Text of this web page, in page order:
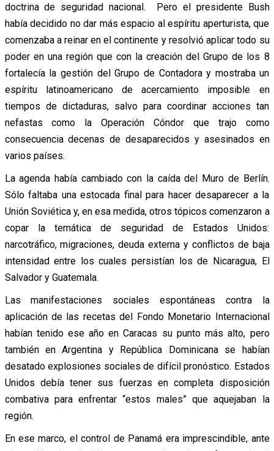
doctrina de seguridad nacional. Pero el presidente Bush
había decidido no dar más espacio al espíritu aperturista, que
comenzaba a reinar en el continente y resolvió aplicar todo su
poder en una región que con la creación del Grupo de los 8
fortalecía la gestión del Grupo de Contadora y mostraba un
espíritu latinoamericano de acercamiento imposible en
tiempos de dictaduras, salvo para coordinar acciones tan
nefastas como la Operación Cóndor que trajo como
consecuencia decenas de desaparecidos y asesinados en
varios países.
La agenda había cambiado con la caída del Muro de Berlín.
Sólo faltaba una estocada final para hacer desaparecer a la
Unión Soviética y, en esa medida, otros tópicos comenzaron a
copar la temática de seguridad de Estados Unidos:
narcotráfico, migraciones, deuda externa y conflictos de baja
intensidad entre los cuales persistían los de Nicaragua, El
Salvador y Guatemala.
Las manifestaciones sociales espontáneas contra la
aplicación de las recetas del Fondo Monetario Internacional
habían tenido ese año en Caracas su punto más alto, pero
también en Argentina y República Dominicana se habían
desatado explosiones sociales de difícil pronóstico. Estados
Unidos debía tener sus fuerzas en completa disposición
combativa para enfrentar “estos males” que aquejaban la
región.
En ese marco, el control de Panamá era imprescindible, ante